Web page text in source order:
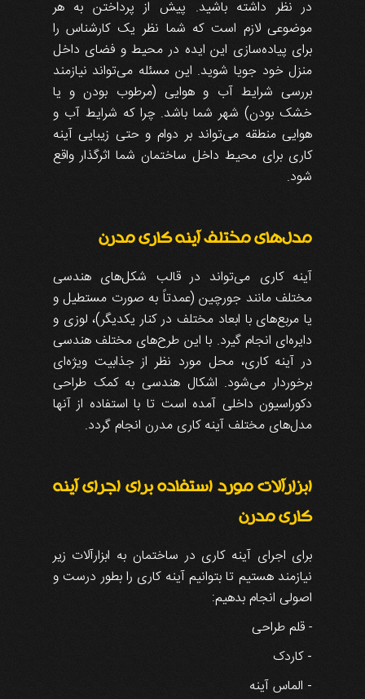
در نظر داشته باشید. پیش از پرداختن به هر
موضوعی لازم است که شما نظر یک کارشناس را
برای پیاده‌سازی این ایده در محیط و فضای داخل
منزل خود جویا شوید. این مسئله می‌تواند نیازمند
بررسی شرایط آب و هوایی (مرطوب بودن و یا
خشک بودن) شهر شما باشد. چرا که شرایط آب و
هوایی منطقه می‌تواند بر دوام و حتی زیبایی آینه
کاری برای محیط داخل ساختمان شما اثرگذار واقع
شود.
مدل‌های مختلف آینه کاری مدرن
آینه کاری می‌تواند در قالب شکل‌های هندسی
مختلف مانند جورچین (عمدتاً به صورت مستطیل و
یا مربع‌های با ابعاد مختلف در کنار یکدیگر)، لوزی و
دایره‌ای انجام گیرد. با این طرح‌های مختلف هندسی
در آینه کاری، محل مورد نظر از جذابیت ویژه‌ای
برخوردار می‌شود. اشکال هندسی به کمک طراحی
دکوراسیون داخلی آمده است تا با استفاده از آنها
مدل‌های مختلف آینه کاری مدرن انجام گردد.
ابزارآلات مورد استفاده برای اجرای آینه
کاری مدرن
برای اجرای آینه کاری در ساختمان به ابزارآلات زیر
نیازمند هستیم تا بتوانیم آینه کاری را بطور درست و
اصولی انجام بدهیم:
-قلم طراحی
- کاردک
- الماس آینه